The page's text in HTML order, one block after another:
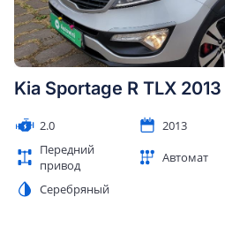
Kia Sportage R TLX 2013
2.0 2013
Передний
привод
Автомат
Серебряный